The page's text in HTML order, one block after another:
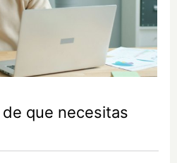
que necesitas